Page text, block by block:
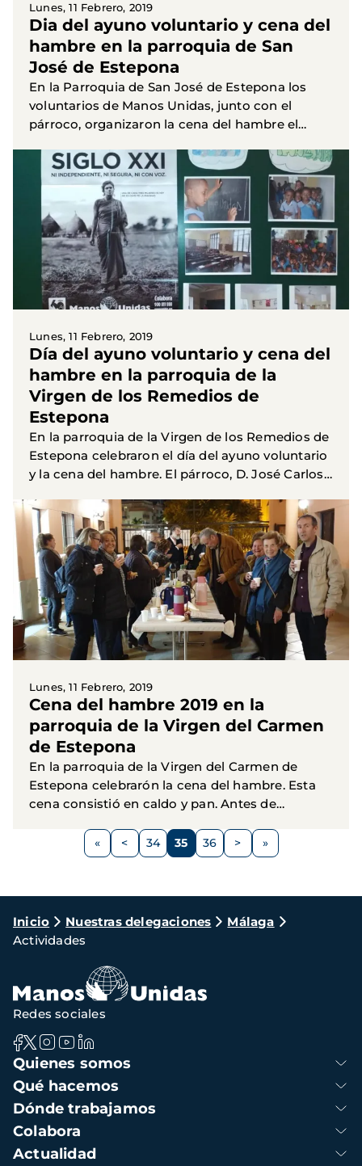
Lunes, 11 Febrero, 2019
Dia del ayuno voluntario y cena del
hambre en la parroquia de San
José de Estepona
En la Parroquia de San José de Estepona los
voluntarios de Manos Unidas, junto con el
párroco, organizaron la cena del hambre el
cena, consistente en...
Lunes, 11 Febrero, 2019
Día del ayuno voluntario y cena del
hambre en la parroquia de la
Virgen de los Remedios de
Estepona
En la parroquia de la Virgen de los Remedios de
Estepona celebraron el día del ayuno voluntario
y la cena del hambre. El párroco, D. José Carlos,
Lunes, 11 Febrero, 2019
Cena del hambre 2019 en la
parroquia de la Virgen del Carmen
de Estepona
En la parroquia de la Virgen del Carmen de
Estepona celebrarón la cena del hambre. Esta
cena consistió en caldo y pan. Antes de
Manos Unidas.
Paginación
Página
< Página
34 Página
35 Página
36
Siguiente
>
Ruta
de
navegación
Inicio Nuestras delegaciones
Málaga
Actividades
Navegación
principal
Quienes somos
Qué hacemos
Dónde trabajamos
Colabora
Actualidad
Redes sociales